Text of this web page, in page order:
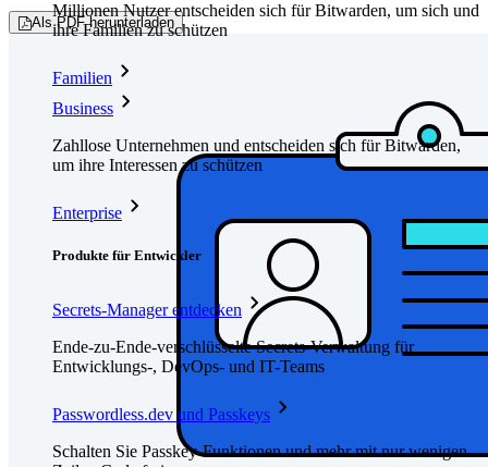
Millionen Nutzer entscheiden sich für Bitwarden, um sich und
ihre Familien zu schützen
Familien
Business
Zahllose Unternehmen und entscheiden sich für Bitwarden,
um ihre Interessen zu schützen
Enterprise
Produkte für Entwickler
Secrets-Manager entdecken
Ende-zu-Ende-verschlüsselte Secrets-Verwaltung für
Entwicklungs-, DevOps- und IT-Teams
Passwordless.dev und Passkeys
Schalten Sie Passkey-Funktionen und mehr mit nur wenigen
Als PDF herunterladen